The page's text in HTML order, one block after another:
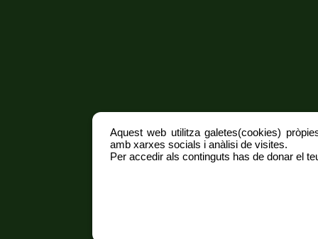
Aquest web utilitza galetes(cookies)
amb xarxes socials i anàlisi de visites.
Per accedir als continguts has de donar el